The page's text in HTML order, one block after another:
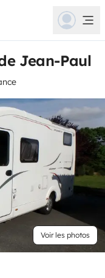
Jean-Paul
Voir les photos